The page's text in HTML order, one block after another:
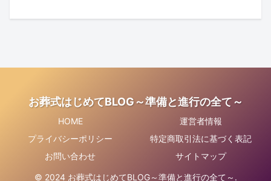
お葬式はじめてBLOG～準備と進行の全て～
HOME
運営者情報
プライバシーポリシー
特定商取引法に基づく表記
お問い合わせ
サイトマップ
© 2024 お葬式はじめてBLOG～準備と進行の全て～.